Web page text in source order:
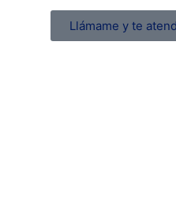
Llámame y te